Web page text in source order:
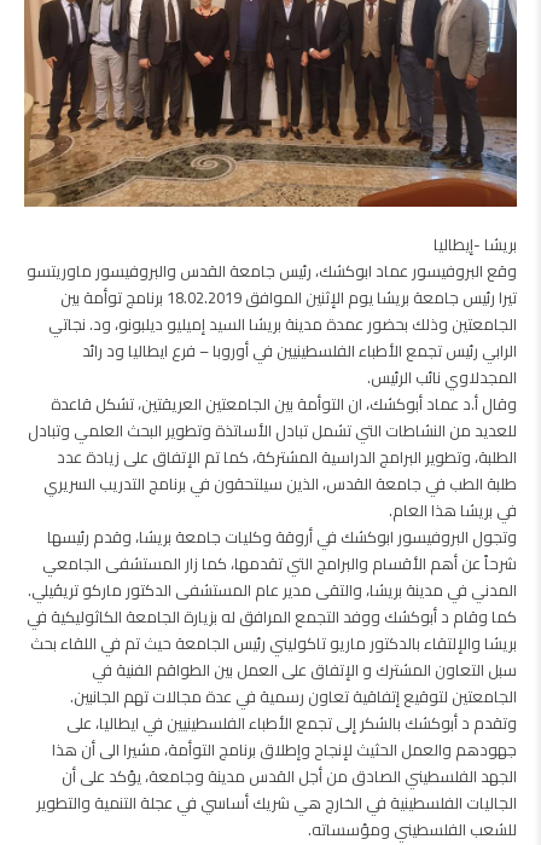
بريشا -إيطاليا
وقع البروفيسور عماد ابوكشك، رئيس جامعة القدس والبروفيسور ماوريتسو
تيرا رئيس جامعة بريشا يوم الإثنين الموافق 18.02.2019 برنامج توأمة بين
الجامعتين وذلك بحضور عمدة مدينة بريشا السيد إميليو ديلبونو، ود. نجاتي
الرابي رئيس تجمع الأطباء الفلسطينيين في أوروبا – فرع ايطاليا ود رائد
المجدلاوي نائب الرئيس.
وقال أ.د عماد أبوكشك، ان التوأمة بين الجامعتين العريقتين، تشكل قاعدة
للعديد من النشاطات التي تشمل تبادل الأساتذة وتطوير البحث العلمي وتبادل
الطلبة، وتطوير البرامج الدراسية المشتركة، كما تم الإتفاق على زيادة عدد
طلبة الطب في جامعة القدس، الذين سيلتحقون في برنامج التدريب السريري
في بريشا هذا العام.
وتجول البروفيسور ابوكشك في أروقة وكليات جامعة بريشا، وقدم رئيسها
شرحاً عن أهم الأقسام والبرامج التي تقدمها، كما زار المستشفى الجامعي
المدني في مدينة بريشا، والتقى مدير عام المستشفى الدكتور ماركو تريڤيلي.
كما وقام د أبوكشك ووفد التجمع المرافق له بزيارة الجامعة الكاثوليكية في
بريشا والإلتقاء بالدكتور ماريو تاكوليني رئيس الجامعة حيث تم في اللقاء بحث
سبل التعاون المشترك و الإتفاق على العمل بين الطواقم الفنية في
الجامعتين لتوقيع إتفاقية تعاون رسمية في عدة مجالات تهم الجانبين.
وتقدم د أبوكشك بالشكر إلى تجمع الأطباء الفلسطينيين في ايطاليا، على
جهودهم والعمل الحثيث لإنجاح وإطلاق برنامج التوأمة، مشيرا الى أن هذا
الجهد الفلسطيني الصادق من أجل القدس مدينة وجامعة، يؤكد على أن
الجاليات الفلسطينية في الخارج هي شريك أساسي في عجلة التنمية والتطوير
للشعب الفلسطيني ومؤسساته.